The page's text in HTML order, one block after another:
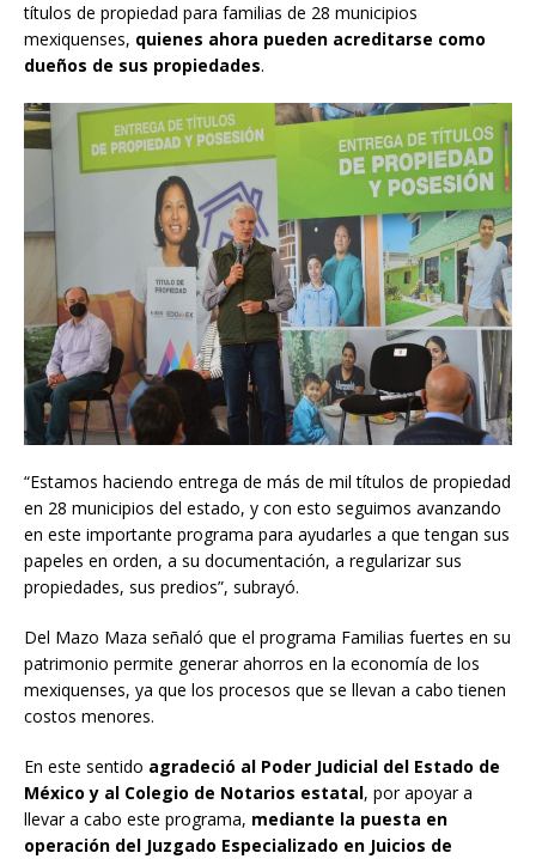
títulos de propiedad para familias de 28 municipios
mexiquenses, quienes ahora pueden acreditarse como
dueños de sus propiedades.
“Estamos haciendo entrega de más de mil títulos de propiedad
en 28 municipios del estado, y con esto seguimos avanzando
en este importante programa para ayudarles a que tengan sus
papeles en orden, a su documentación, a regularizar sus
propiedades, sus predios”, subrayó.
Del Mazo Maza señaló que el programa Familias fuertes en su
patrimonio permite generar ahorros en la economía de los
mexiquenses, ya que los procesos que se llevan a cabo tienen
costos menores.
En este sentido agradeció al Poder Judicial del Estado de
México y al Colegio de Notarios estatal, por apoyar a
llevar a cabo este programa, mediante la puesta en
operación del Juzgado Especializado en Juicios de